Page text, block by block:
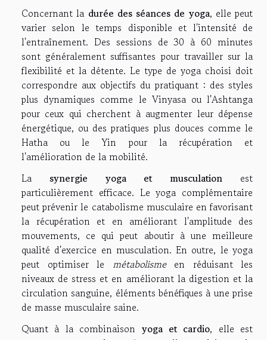
Concernant la durée des séances de yoga, elle peut
varier selon le temps disponible et l'intensité de
l'entraînement. Des sessions de 30 à 60 minutes
sont généralement suffisantes pour travailler sur la
flexibilité et la détente. Le type de yoga choisi doit
correspondre aux objectifs du pratiquant : des styles
plus dynamiques comme le Vinyasa ou l'Ashtanga
pour ceux qui cherchent à augmenter leur dépense
énergétique, ou des pratiques plus douces comme le
Hatha ou le Yin pour la récupération et
l'amélioration de la mobilité.
La synergie yoga et musculation est
particulièrement efficace. Le yoga complémentaire
peut prévenir le catabolisme musculaire en favorisant
la récupération et en améliorant l'amplitude des
mouvements, ce qui peut aboutir à une meilleure
qualité d'exercice en musculation. En outre, le yoga
peut optimiser le métabolismeen réduisant les
niveaux de stress et en améliorant la digestion et la
circulation sanguine, éléments bénéfiques à une prise
de masse musculaire saine.
Quant à la combinaison yoga et cardio, elle est